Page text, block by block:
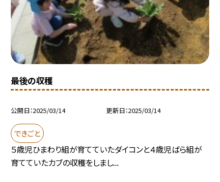
最後の収穫
公開日 2025/03/14 更新日 2025/03/14
できごと
５歳児ひまわり組が育てていたダイコンと４歳児ばら組が
育てていたカブの収穫をしまし...